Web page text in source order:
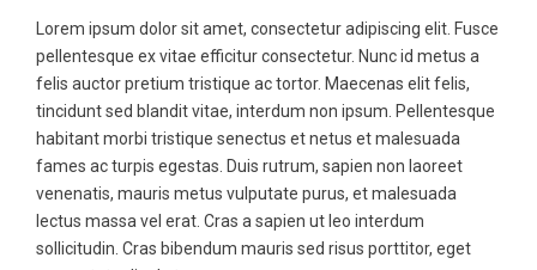
Lorem ipsum dolor sit amet, consectetur adipiscing elit. Fusce
pellentesque ex vitae efficitur consectetur. Nunc id metus a
felis auctor pretium tristique ac tortor. Maecenas elit felis,
tincidunt sed blandit vitae, interdum non ipsum. Pellentesque
habitant morbi tristique senectus et netus et malesuada
fames ac turpis egestas. Duis rutrum, sapien non laoreet
venenatis, mauris metus vulputate purus, et malesuada
lectus massa vel erat. Cras a sapien ut leo interdum
sollicitudin. Cras bibendum mauris sed risus porttitor, eget